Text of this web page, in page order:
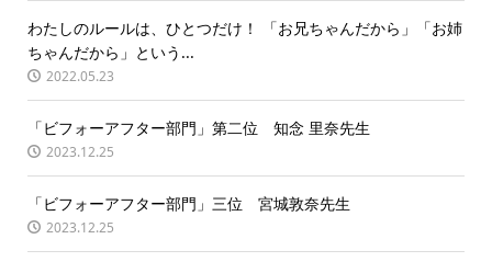
わたしのルールは、ひとつだけ！ 「お兄ちゃんだから」「お姉
ちゃんだから」という...
2022.05.23
「ビフォーアフター部門」第二位 知念 里奈先生
2023.12.25
「ビフォーアフター部門」三位 宮城敦奈先生
2023.12.25